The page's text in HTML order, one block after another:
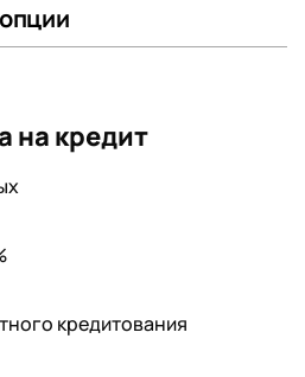
на кредит
кредитования